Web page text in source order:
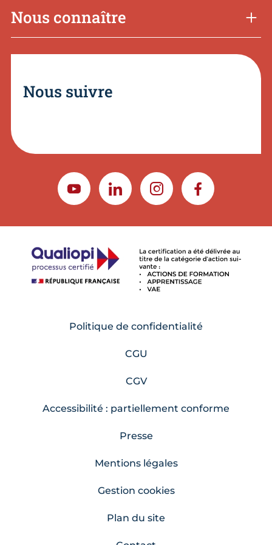
Nous connaître
Nous suivre
YOUTUBELINKEDININSTAGRAMFACEBOOK
Politique de confidentialité
CGU
CGV
Accessibilité : partiellement conforme
Presse
Mentions légales
Gestion cookies
Plan du site